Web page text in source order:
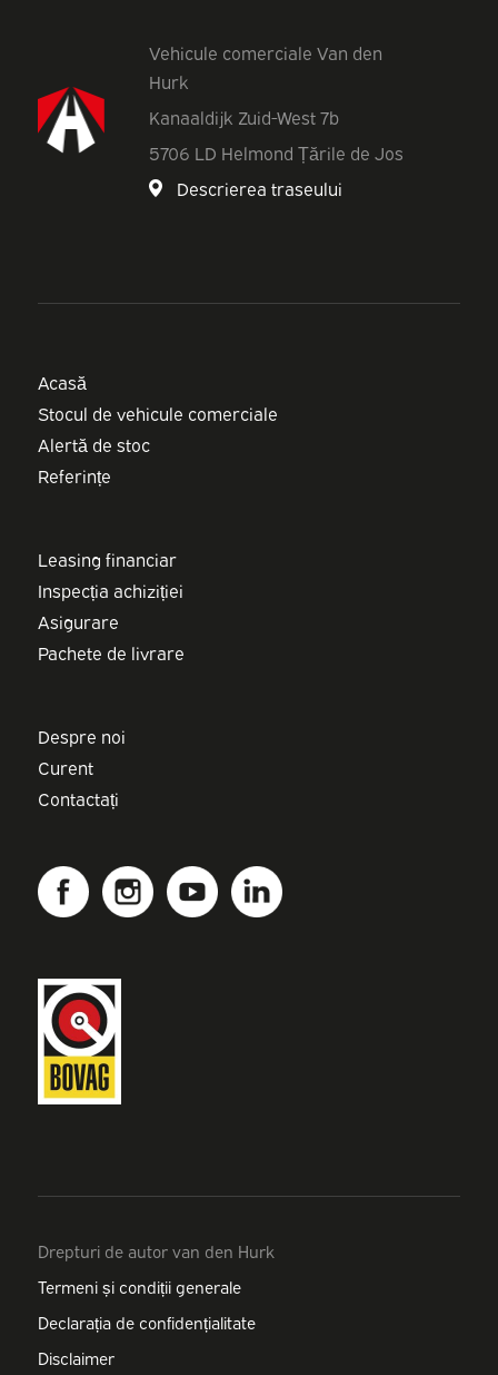
Vehicule comerciale Van den
Hurk
Kanaaldijk Zuid-West 7b
5706 LD Helmond Țările de Jos
Descrierea traseului
Acasă
Stocul de vehicule comerciale
Alertă de stoc
Referințe
Leasing financiar
Inspecția achiziției
Asigurare
Pachete de livrare
Despre noi
Curent
Contactați
Drepturi de autor van den Hurk
Termeni și condiții generale
Declarația de confidențialitate
Disclaimer